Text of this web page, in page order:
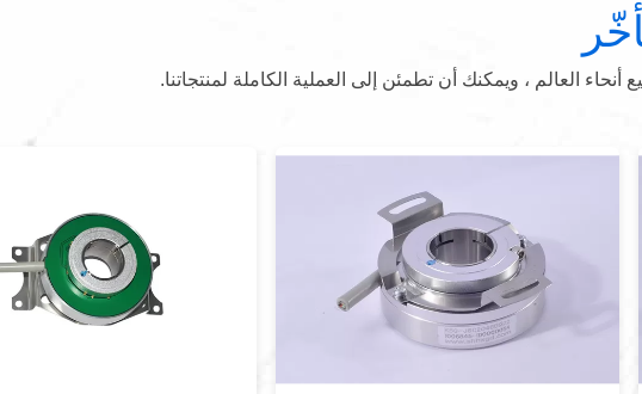
أنحاء العالم ، ويمكنك أن تطمئن إلى العملية الكاملة لمنتجاتنا.